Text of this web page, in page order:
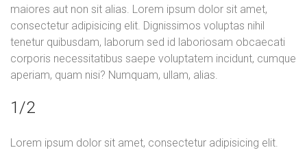
maiores aut non sit alias. Lorem ipsum dolor sit amet,
consectetur adipisicing elit. Dignissimos voluptas nihil
tenetur quibusdam, laborum sed id laboriosam obcaecati
corporis necessitatibus saepe voluptatem incidunt, cumque
aperiam, quam nisi? Numquam, ullam, alias.
1/2
Lorem ipsum dolor sit amet, consectetur adipisicing elit.